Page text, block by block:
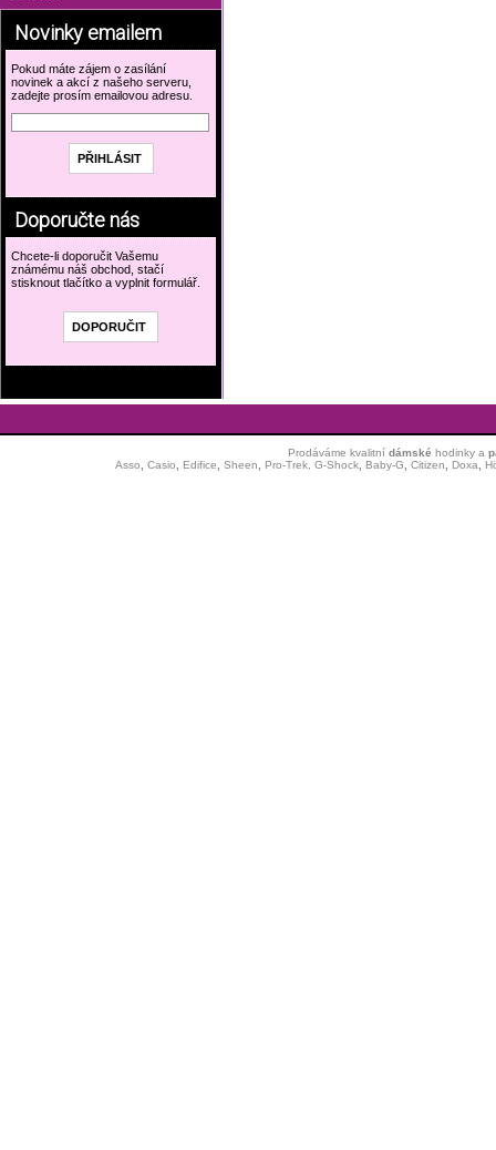
Novinky emailem
Pokud máte zájem o zasílání
novinek a akcí z našeho serveru,
zadejte prosím emailovou adresu.
Doporučte nás
Chcete-li doporučit Vašemu
známému náš obchod, stačí
stisknout tlačítko a vyplnit formulář.
Prodáváme kvalitní dámské hodinkya
Asso
Casio Edifice Sheen Pro-Trek, G-Shock, Baby-G Citizen Doxa